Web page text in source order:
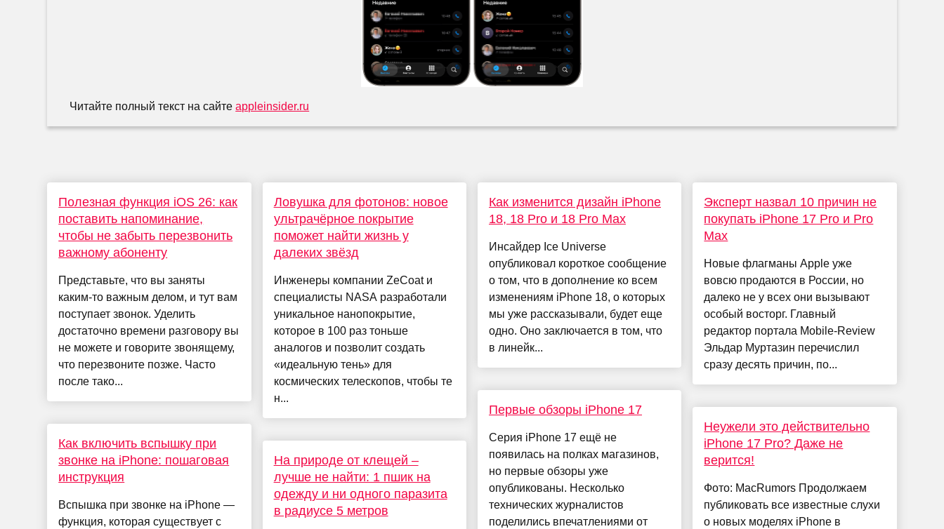
Читайте полный текст на сайтеappleinsider.ru
Полезная функция iOS 26: как
поставить напоминание,
чтобы не забыть перезвонить
важному абоненту
Представьте, что вы заняты
каким-то важным делом, и тут вам
поступает звонок. Уделить
достаточно времени разговору вы
не можете и говорите звонящему,
что перезвоните позже. Часто
после тако...
Как включить вспышку при
звонке на iPhone: пошаговая
инструкция
Вспышка при звонке на iPhone —
функция, которая существует с
Ловушка для фотонов: новое
ультрачёрное покрытие
поможет найти жизнь у
далеких звёзд
Инженеры компании ZeCoat и
специалисты NASA разработали
уникальное нанопокрытие,
которое в 100 раз тоньше
аналогов и позволит создать
«идеальную тень» для
космических телескопов, чтобы те
н...
На природе от клещей –
лучше не найти: 1 пшик на
одежду и ни одного паразита
в радиусе 5 метров
Как изменится дизайн iPhone
18, 18 Pro и 18 Pro Max
Инсайдер Ice Universe
опубликовал короткое сообщение
о том, что в дополнение ко всем
изменениям iPhone 18, о которых
мы уже рассказывали, будет еще
одно. Оно заключается в том, что
в линейк...
Первые обзоры iPhone 17
Серия iPhone 17 ещё не
появилась на полках магазинов,
но первые обзоры уже
опубликованы. Несколько
технических журналистов
поделились впечатлениями от
Эксперт назвал 10 причин не
покупать iPhone 17 Pro и Pro
Max
Новые флагманы Apple уже
вовсю продаются в России, но
далеко не у всех они вызывают
особый восторг. Главный
редактор портала Mobile-Review
Эльдар Муртазин перечислил
сразу десять причин, по...
Неужели это действительно
iPhone 17 Pro? Даже не
верится!
Фото: MacRumors Продолжаем
публиковать все известные слухи
о новых моделях iPhone в